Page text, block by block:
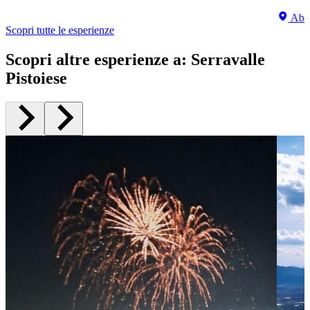
Scopri tutte le esperienze
Scopri altre esperienze a: Serravalle
Pistoiese